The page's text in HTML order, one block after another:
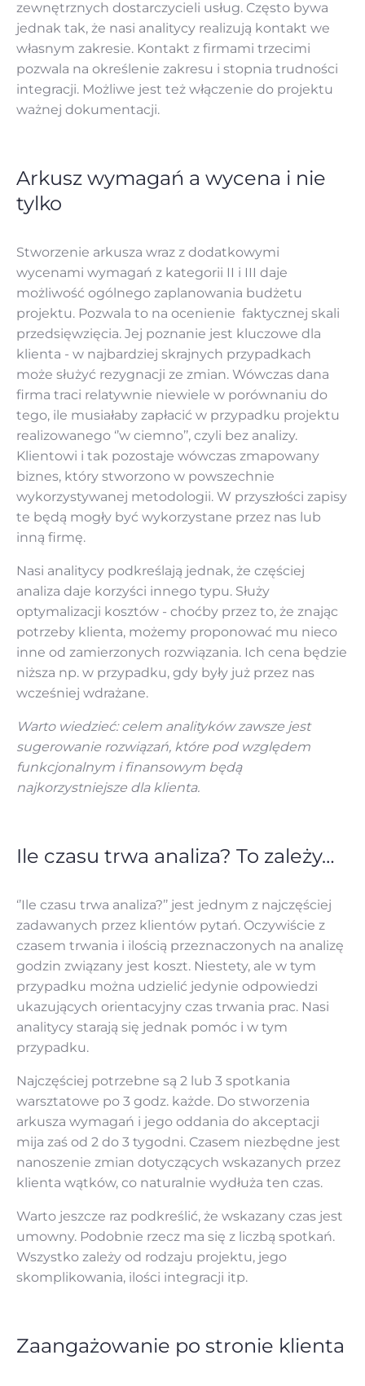
zewnętrznych dostarczycieli usług. Często bywa
jednak tak, że nasi analitycy realizują kontakt we
własnym zakresie. Kontakt z firmami trzecimi
pozwala na określenie zakresu i stopnia trudności
integracji. Możliwe jest też włączenie do projektu
ważnej dokumentacji.
Arkusz wymagań a wycena i nie
tylko
Stworzenie arkusza wraz z dodatkowymi
wycenami wymagań z kategorii II i III daje
możliwość ogólnego zaplanowania budżetu
projektu. Pozwala to na ocenienie faktycznej skali
przedsięwzięcia. Jej poznanie jest kluczowe dla
klienta - w najbardziej skrajnych przypadkach
może służyć rezygnacji ze zmian. Wówczas dana
firma traci relatywnie niewiele w porównaniu do
tego, ile musiałaby zapłacić w przypadku projektu
realizowanego ‘’w ciemno’’, czyli bez analizy.
Klientowi i tak pozostaje wówczas zmapowany
biznes, który stworzono w powszechnie
wykorzystywanej metodologii. W przyszłości zapisy
te będą mogły być wykorzystane przez nas lub
inną firmę.
Nasi analitycy podkreślają jednak, że częściej
analiza daje korzyści innego typu. Służy
optymalizacji kosztów - choćby przez to, że znając
potrzeby klienta, możemy proponować mu nieco
inne od zamierzonych rozwiązania. Ich cena będzie
niższa np. w przypadku, gdy były już przez nas
wcześniej wdrażane.
Warto wiedzieć: celem analityków zawsze jest
sugerowanie rozwiązań, które pod względem
funkcjonalnym i finansowym będą
najkorzystniejsze dla klienta.
Ile czasu trwa analiza? To zależy…
‘’Ile czasu trwa analiza?’’ jest jednym z najczęściej
zadawanych przez klientów pytań. Oczywiście z
czasem trwania i ilością przeznaczonych na analizę
godzin związany jest koszt. Niestety, ale w tym
przypadku można udzielić jedynie odpowiedzi
ukazujących orientacyjny czas trwania prac. Nasi
analitycy starają się jednak pomóc i w tym
przypadku.
Najczęściej potrzebne są 2 lub 3 spotkania
warsztatowe po 3 godz. każde. Do stworzenia
arkusza wymagań i jego oddania do akceptacji
mija zaś od 2 do 3 tygodni. Czasem niezbędne jest
nanoszenie zmian dotyczących wskazanych przez
klienta wątków, co naturalnie wydłuża ten czas.
Warto jeszcze raz podkreślić, że wskazany czas jest
umowny. Podobnie rzecz ma się z liczbą spotkań.
Wszystko zależy od rodzaju projektu, jego
skomplikowania, ilości integracji itp.
Zaangażowanie po stronie klienta